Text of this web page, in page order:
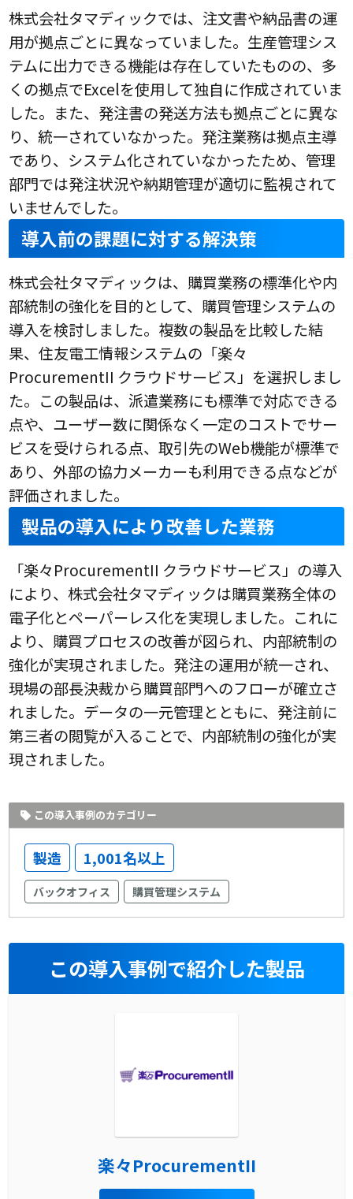
株式会社タマディックでは、注文書や納品書の運
用が拠点ごとに異なっていました。生産管理シス
テムに出力できる機能は存在していたものの、多
くの拠点でExcelを使用して独自に作成されていま
した。また、発注書の発送方法も拠点ごとに異な
り、統一されていなかった。発注業務は拠点主導
であり、システム化されていなかったため、管理
部門では発注状況や納期管理が適切に監視されて
いませんでした。
導入前の課題に対する解決策
株式会社タマディックは、購買業務の標準化や内
部統制の強化を目的として、購買管理システムの
導入を検討しました。複数の製品を比較した結
果、住友電工情報システムの「楽々
ProcurementII クラウドサービス」を選択しまし
た。この製品は、派遣業務にも標準で対応できる
点や、ユーザー数に関係なく一定のコストでサー
ビスを受けられる点、取引先のWeb機能が標準で
あり、外部の協力メーカーも利用できる点などが
評価されました。
製品の導入により改善した業務
「楽々ProcurementII クラウドサービス」の導入
により、株式会社タマディックは購買業務全体の
電子化とペーパーレス化を実現しました。これに
より、購買プロセスの改善が図られ、内部統制の
強化が実現されました。発注の運用が統一され、
現場の部長決裁から購買部門へのフローが確立さ
れました。データの一元管理とともに、発注前に
第三者の閲覧が入ることで、内部統制の強化が実
現されました。
この導入事例のカテゴリー
製造 1,001名以上
バックオフィス 購買管理システム
この導入事例で紹介した製品
楽々ProcurementII